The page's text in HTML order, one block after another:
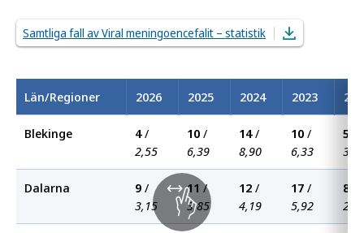
Samtliga fall av Viral meningoencefalit – statistik
Län/Regioner 2026 2025 2024 2023
Blekinge 4/
2,55
10 /
6,39
14/
8,90
10 /
6,33
5
Dalarna 9 /
3,15
11 /
3,85
12 /
4,19
17 /
5,92
8